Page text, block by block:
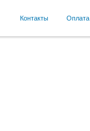
Контакты Оплата